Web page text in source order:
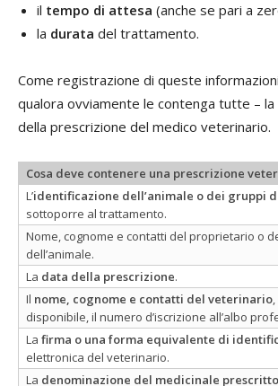
il tempo di attesa (anche se pari a
la durata del trattamento.
Come registrazione di queste
qualora ovviamente le contenga tutte –
della prescrizione del medico veterinario.
Cosa deve contenere una prescrizione
L’identificazione dell’animale o dei gruppi
sottoporre al trattamento.
Nome, cognome e contatti del proprietario o
dell’animale.
La data della prescrizione.
Il nome, cognome e contatti del veterinario
disponibile, il numero d’iscrizione all’albo
La firma o una forma equivalente di
elettronica del veterinario.
La denominazione del medicinale prescritto